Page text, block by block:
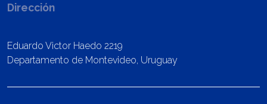
Dirección
Eduardo Victor Haedo 2219
Departamento de Montevideo, Uruguay